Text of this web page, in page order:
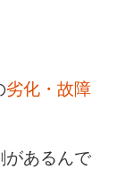
劣化・故障
があるんで